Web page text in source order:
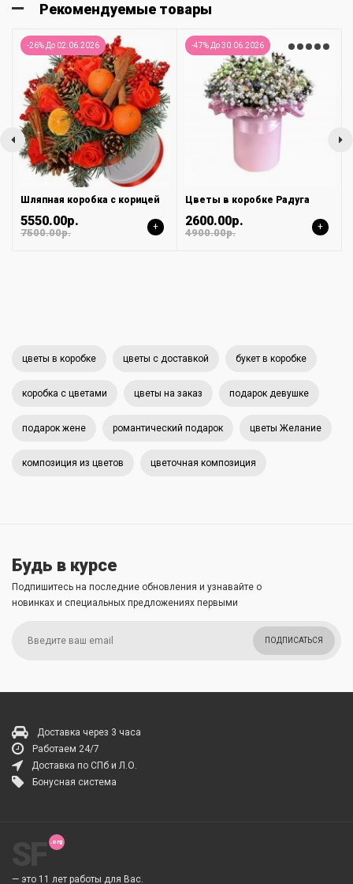
Рекомендуемые товары
-26% До 02.06.2026
Шляпная коробка с корицей
5550.00р.
7500.00р. +
-47% До 30.06.2026
Цветы в коробке Радуга
2600.00р.
4900.00р. +
цветы в коробке цветы с доставкой букет в коробке
коробка с цветами цветы на заказ подарок девушке
подарок жене романтический подарок цветы Желание
композиция из цветов цветочная композиция
Будь в курсе
Подпишитесь на последние обновления и узнавайте о
новинках и специальных предложениях первыми
ПОДПИСАТЬСЯ
Доставка через 3 часа
Работаем 24/7
Доставка по СПб и Л.О.
Бонусная система
— это 11 лет работы для Вас.